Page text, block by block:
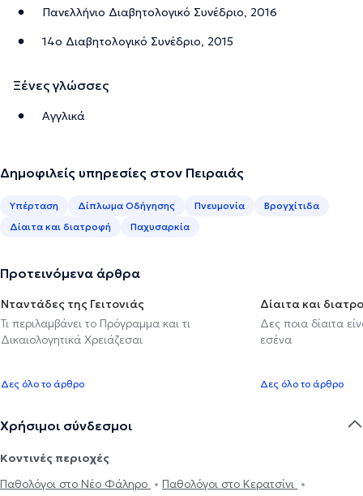
Πανελλήνιο Διαβητολογικό Συνέδριο, 2016
14ο Διαβητολογικό Συνέδριο, 2015
Ξένες γλώσσες
Αγγλικά
Δημοφιλείς υπηρεσίες στον Πειραιάς
Υπέρταση Δίπλωμα Οδήγησης Πνευμονία
Βρογχίτιδα
Δίαιτα και διατροφή
Παχυσαρκία
Προτεινόμενα άρθρα
Νταντάδες της Γειτονιάς
Τι περιλαμβάνει το Πρόγραμμα και τι
Δικαιολογητικά Χρειάζεσαι
Δες όλο το άρθρο
Δίαιτα και
Δες ποια δίαιτα
εσένα
Δες όλο το άρθρο
Χρήσιμοι σύνδεσμοι
Κοντινές περιοχές
Παθολόγοι στο Νέο Φάληρο
Παθολόγοι στο Κερατσίνι